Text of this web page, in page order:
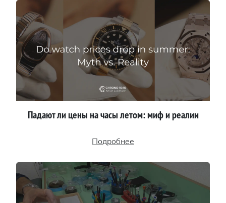
Падают ли цены на часы летом: миф и реалии
Подробнее